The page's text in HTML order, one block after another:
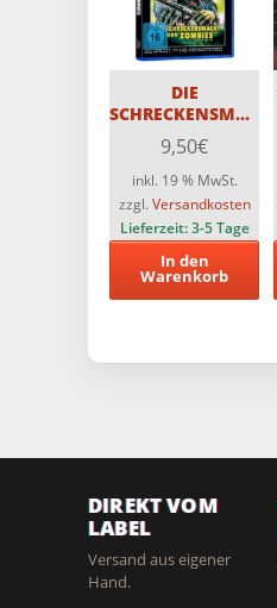
DIE
SCHRECKENSMACHT
DER ZOMBIES –
CCC-Blu-ray
9,50€
inkl. 19 % MwSt.
zzgl. Versandkosten
Lieferzeit:3-5 Tage
In den
Warenkorb
DIREKT VOM
LABEL
Versand aus eigener
Hand.